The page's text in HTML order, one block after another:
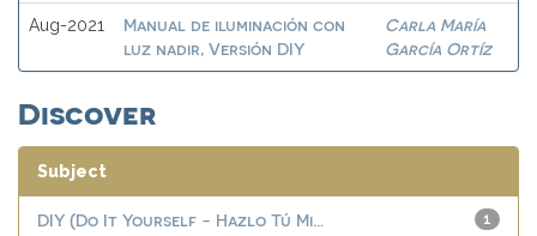
Aug-2021
Manual de iluminación con
luz nadir, Versión DIY
Carla María
García Ortíz
Discover
Subject
1
DIY (Do It Yourself - Hazlo Tú Mi...